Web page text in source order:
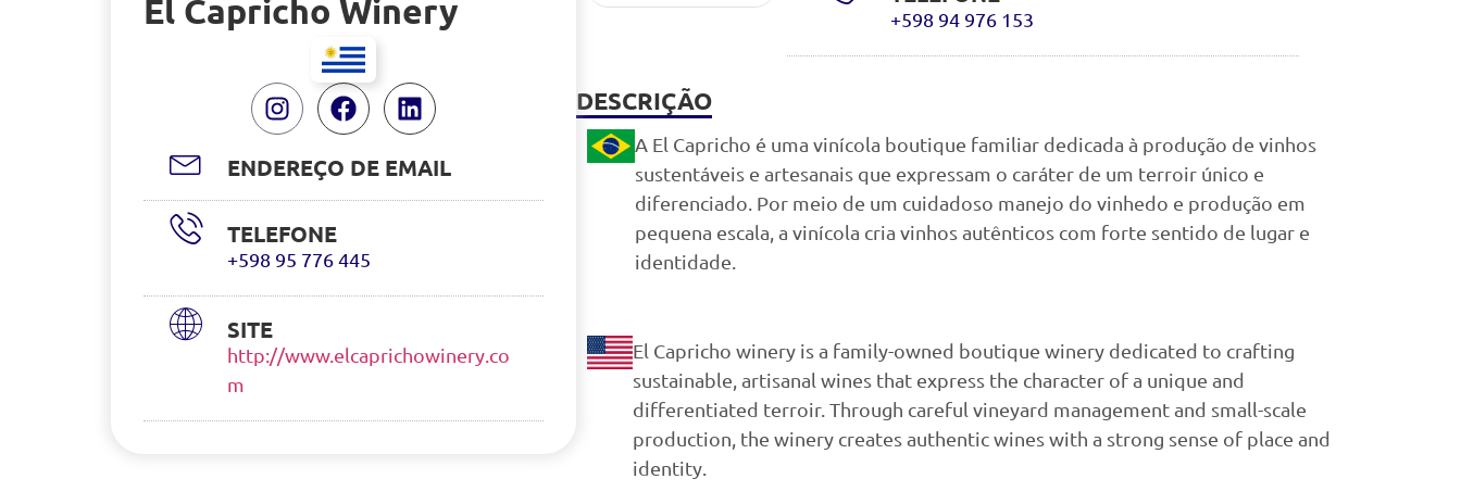
+598 94 976 153
DESCRIÇÃO
A El Capricho é uma vinícola boutique familiar dedicada à produção de vinhos
sustentáveis e artesanais que expressam o caráter de um terroir único e
diferenciado. Por meio de um cuidadoso manejo do vinhedo e produção em
pequena escala, a vinícola cria vinhos autênticos com forte sentido de lugar e
identidade.
El Capricho winery is a family-owned boutique winery dedicated to crafting
sustainable, artisanal wines that express the character of a unique and
differentiated terroir. Through careful vineyard management and small-scale
production, the winery creates authentic wines with a strong sense of place and
identity.
El Capricho Winery
ENDEREÇO DE EMAIL
TELEFONE
+598 95 776 445
SITE
http://www.elcaprichowinery.co
m